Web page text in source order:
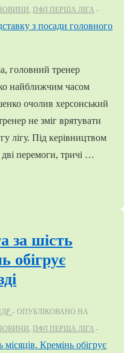
ПФЛ ПЕРША ЛІГА
головний тренер
найближчим часом
очолив херсонський
не зміг врятувати
лігу. Під керівництвом
перемоги, тричі …
за шість
обігрує
ОПУБЛІКОВАНО НА
ПФЛ ПЕРША ЛІГА